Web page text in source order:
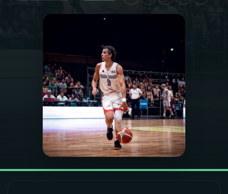
PROGRAMAÇÃO
PROGRAMAS
PODCASTS
VIDEOCASTS
ÚLTIMAS